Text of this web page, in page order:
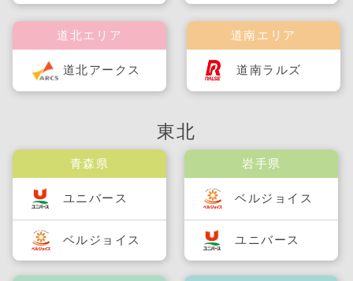
道南エリア
道南ラルズ
道北エリア
道北アークス
東北
青森県
ユニバース
ベルジョイス
岩手県
ベルジョイス
ユニバース